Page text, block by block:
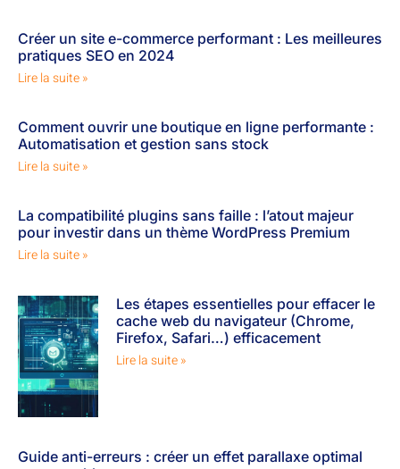
Créer un site e-commerce performant : Les meilleures
pratiques SEO en 2024
Lire la suite »
Comment ouvrir une boutique en ligne performante :
Automatisation et gestion sans stock
Lire la suite »
La compatibilité plugins sans faille : l’atout majeur
pour investir dans un thème WordPress Premium
Lire la suite »
Les étapes essentielles pour effacer le
cache web du navigateur (Chrome,
Firefox, Safari…) efficacement
Lire la suite »
Guide anti-erreurs : créer un effet parallaxe optimal